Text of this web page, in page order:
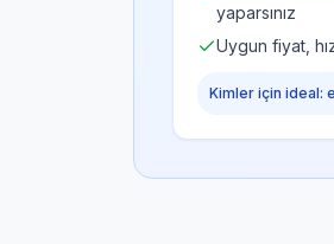
yaparsınız
Uygun fiyat,
Kimler için ideal: